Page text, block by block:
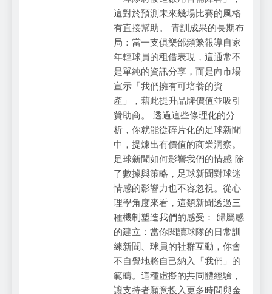
這對於預測未來幾場比賽的風格
有直接幫助。 青訓成果的長期布
局：當一支俱樂部頻繁報導自家
年輕球員的租借表現，這通常不
是單純的資訊分享，而是向市場
宣示「我們擁有可培養的資
產」，藉此提升品牌價值並吸引
贊助商。 透過這些條理化的分
析，你就能從碎片化的足球新聞
中，提煉出有價值的商業洞察。
足球新聞如何影響我們的情感 除
了數據與策略，足球新聞對球迷
情感的影響力也不容忽視。從心
理學角度來看，這類新聞透過三
種機制塑造我們的感受： 歸屬感
的建立：當你閱讀球隊的日常訓
練新聞、球員的社群互動，你會
不自覺地將自己納入「我們」的
範疇。這種虛擬的共同體經驗，
讓支持者願意投入更多時間與金